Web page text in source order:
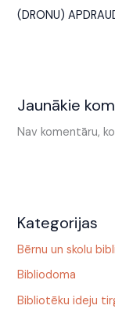
(DRONU)
Jaunākie
Nav komentāru,
Kategorijas
Bērnu un skolu
Bibliodoma
Bibliotēku ideju